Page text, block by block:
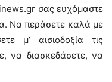
σας ευχόμαστε
Να περάσετε καλά με
μ’ αισιοδοξία τις
να διασκεδάσετε, να